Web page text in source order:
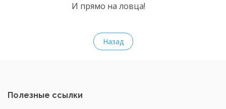
И прямо на ловца!
Назад
Полезные ссылки